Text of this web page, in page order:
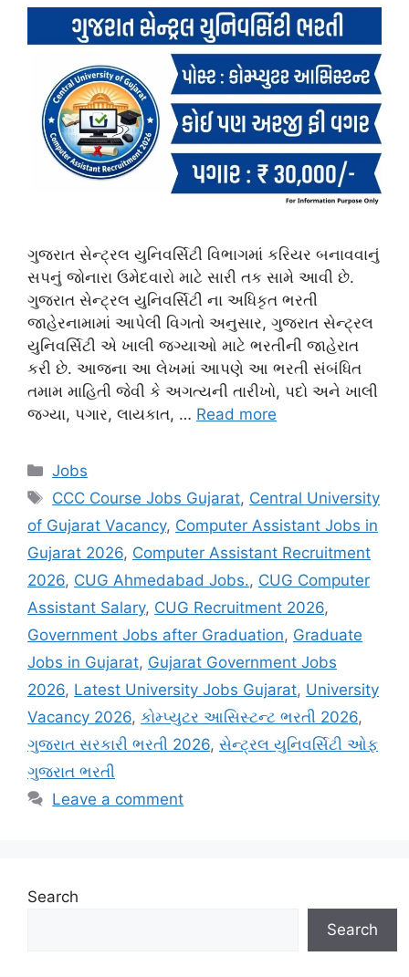
ગુજરાત સેન્ટ્રલ યુનિવર્સિટી વિભાગમાં કરિયર બનાવવાનું
સપનું જોનારા ઉમેદવારો માટે સારી તક સામે આવી છે.
ગુજરાત સેન્ટ્રલ યુનિવર્સિટી ના અધિકૃત ભરતી
જાહેરનામામાં આપેલી વિગતો અનુસાર, ગુજરાત સેન્ટ્રલ
યુનિવર્સિટી એ ખાલી જગ્યાઓ માટે ભરતીની જાહેરાત
કરી છે. આજના આ લેખમાં આપણે આ ભરતી સંબંધિત
તમામ માહિતી જેવી કે અગત્યની તારીખો, પદો અને ખાલી
જગ્યા, પગાર, લાયકાત, … Read more
Categories
Jobs
Tags
CCC Course Jobs Gujarat, Central University
of Gujarat Vacancy, Computer Assistant Jobs in
Gujarat 2026, Computer Assistant Recruitment
2026, CUG Ahmedabad Jobs., CUG Computer
Assistant Salary, CUG Recruitment 2026,
Government Jobs after Graduation, Graduate
Jobs in Gujarat, Gujarat Government Jobs
2026, Latest University Jobs Gujarat, University
Vacancy 2026, કોમ્પ્યુટર આસિસ્ટન્ટ ભરતી 2026,
ગુજરાત સરકારી ભરતી 2026, સેન્ટ્રલ યુનિવર્સિટી ઓફ
ગુજરાત ભરતી
Leave a comment
Search
Search